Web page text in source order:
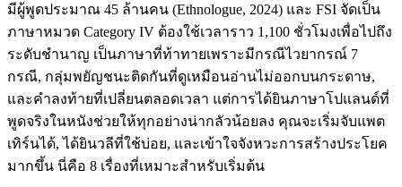
มีผู้พูดประมาณ 45 ล้านคน (Ethnologue, 2024) และ FSI จัดเป็น
ภาษาหมวด Category IV ต้องใช้เวลาราว 1,100 ชั่วโมงเพื่อไปถึง
ระดับชำนาญ เป็นภาษาที่ท้าทายเพราะมีกรณีไวยากรณ์ 7
กรณี, กลุ่มพยัญชนะติดกันที่ดูเหมือนอ่านไม่ออกบนกระดาษ,
และคำลงท้ายที่เปลี่ยนตลอดเวลา แต่การได้ยินภาษาโปแลนด์ที่
พูดจริงในหนังช่วยให้ทุกอย่างน่ากลัวน้อยลง คุณจะเริ่มจับแพต
เทิร์นได้, ได้ยินวลีที่ใช้บ่อย, และเข้าใจจังหวะการสร้างประโยค
มากขึ้น นี่คือ 8 เรื่องที่เหมาะสำหรับเริ่มต้น